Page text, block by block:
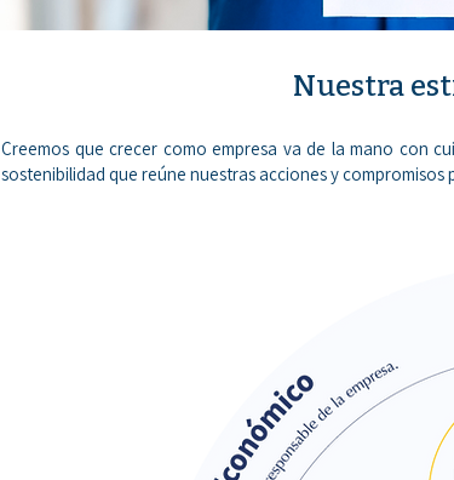
Nuestra
Creemos que crecer como empresa va de la mano con
sostenibilidad que reúne nuestras acciones y